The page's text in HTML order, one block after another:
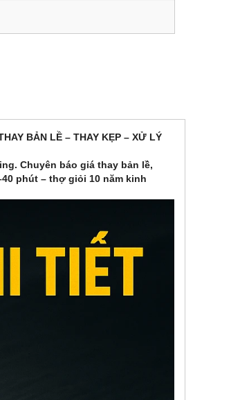
BẢN LỀ – THAY KẸP – XỬ LÝ
Chuyên báo giá thay bản lề,
phút – thợ giỏi 10 năm kinh